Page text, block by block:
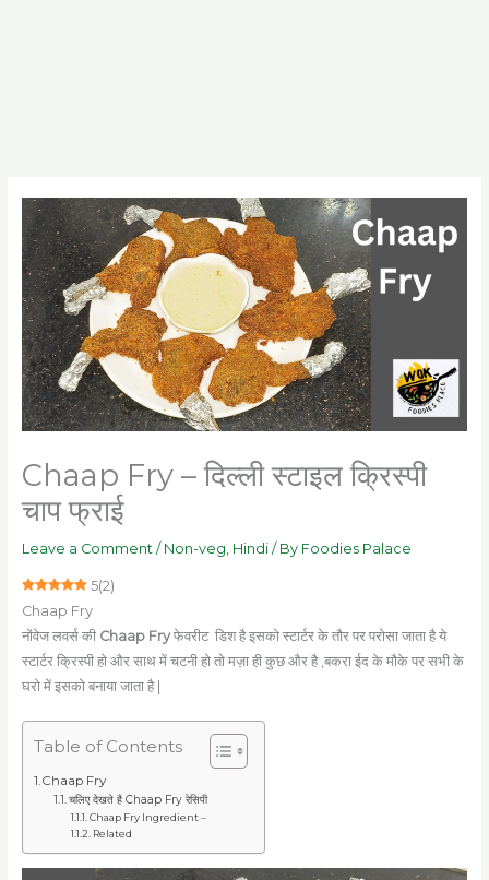
Chaap Fry – दिल्ली स्टाइल क्रिस्पी
चाप फ्राई
Leave a Comment / Non-veg, Hindi/ By Foodies Palace
5(2)
Chaap Fry
नोंवेज लवर्स की Chaap Fryफेवरीट डिश है इसको स्टार्टर के तौर पर परोसा जाता है ये
स्टार्टर क्रिस्पी हो और साथ में चटनी हो तो मज़ा ही कुछ और है ,बकरा ईद के मौके पर सभी के
घरो में इसको बनाया जाता है |
Table of Contents
Chaap Fry
चलिए देखते है Chaap Fry रेसिपी
Chaap Fry Ingredient –
Related